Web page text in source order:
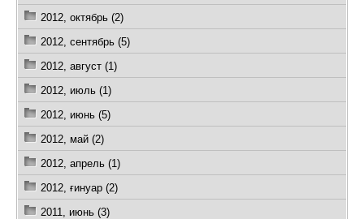
2012, октябрь (2)
2012, сентябрь (5)
2012, август (1)
2012, июль (1)
2012, июнь (5)
2012, май (2)
2012, апрель (1)
2012, ғинуар (2)
2011, июнь (3)